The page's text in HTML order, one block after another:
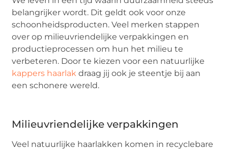
belangrijker wordt. Dit geldt ook voor onze
schoonheidsproducten. Veel merken stappen
over op milieuvriendelijke verpakkingen en
productieprocessen om hun het milieu te
verbeteren. Door te kiezen voor een natuurlijke
kappers haarlak draag jij ook je steentje bij aan
een schonere wereld.
Milieuvriendelijke verpakkingen
Veel natuurlijke haarlakken komen in recyclebare